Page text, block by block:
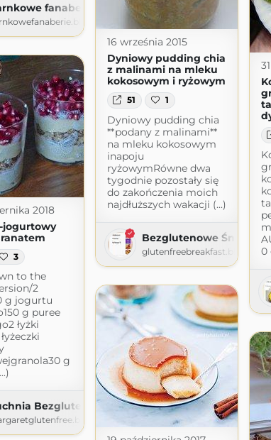
sercem
fanaberie
16 września 2015
Dyniowy pudding chia
z malinami na mleku
kokosowym i ryżowym
51 1
Dyniowy pudding chia
**podany z malinami**
na mleku kokosowym
inapoju
ryżowymRówne dwa
tygodnie pozostały się
do zakończenia moich
najdłuższych wakacji (...)
Bezglutenowe
0
2018
jogurtowy
3
to the
2
g jogurtu
g puree
łyżki
g
Bezglutenowa Margaret